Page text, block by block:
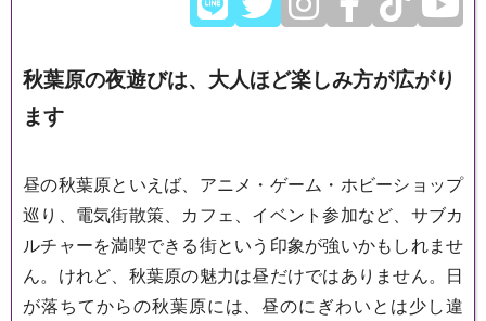
秋葉原の夜遊びは、大人ほど楽しみ方が広がり
ます
昼の秋葉原といえば、アニメ・ゲーム・ホビーショップ
巡り、電気街散策、カフェ、イベント参加など、サブカ
ルチャーを満喫できる街という印象が強いかもしれませ
ん。けれど、秋葉原の魅力は昼だけではありません。日
が落ちてからの秋葉原には、昼のにぎわいとは少し違